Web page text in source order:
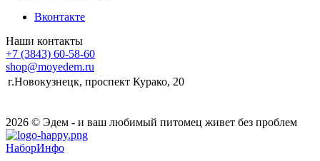
Вконтакте
Наши контакты
+7 (3843) 60-58-60
shop@moyedem.ru
г.Новокузнецк, проспект Курако, 20
2026 © Эдем - и ваш любимый питомец живет без проблем
НаборИнфо